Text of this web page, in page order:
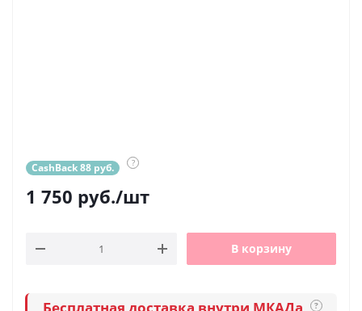
CashBack 88 руб. ?
1 750 руб./шт
В корзину
Бесплатная доставка внутри МКАДа ?